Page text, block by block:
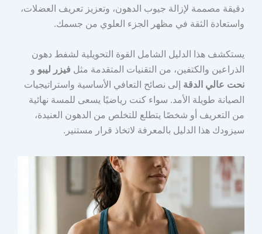
دقيقة مصممة لإزالة جيوب الدهون، وتعزيز تعريف العضلات،
واستعادة الثقة في مظهر الجزء العلوي من جسمك.
يستكشف هذا الدليل الشامل القوة التحويلية لشفط دهون
الذراعين والكتفين، من التقنيات المتقدمة مثل فيزر ليبو و
نحت عالي الدقة إلى نصائح التعافي الأساسية واستراتيجيات
الصيانة طويلة الأمد. سواء كنت رياضيًا يسعى للمسة نهائية
من التعريف أو شخصًا يتطلع للتخلص من الدهون العنيدة،
سيزودك هذا الدليل بالمعرفة لاتخاذ قرار مستنير.